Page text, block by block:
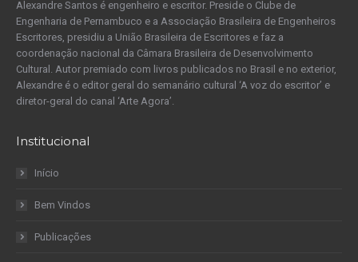
Alexandre Santos é engenheiro e escritor. Preside o Clube de
Engenharia de Pernambuco e a Associação Brasileira de Engenheiros
Escritores, presidiu a União Brasileira de Escritores e faz a
coordenação nacional da Câmara Brasileira de Desenvolvimento
Cultural. Autor premiado com livros publicados no Brasil e no exterior,
Alexandre é o editor geral do semanário cultural ‘A voz do escritor’ e
diretor-geral do canal ‘Arte Agora’.
Institucional
Início
Bem Vindos
Publicações